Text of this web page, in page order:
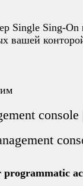
Single Sing-
вашей